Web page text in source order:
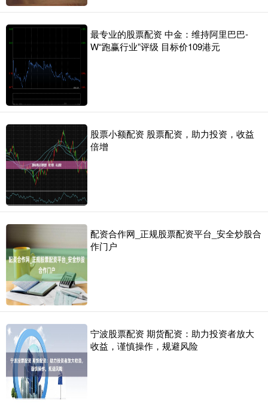
最专业的股票配资 中金：维持阿里巴巴-
W“跑赢行业”评级 目标价109港元
股票小额配资 股票配资，助力投资，收益
倍增
配资合作网_正规股票配资平台_安全炒股合
作门户
宁波股票配资 期货配资：助力投资者放大
收益，谨慎操作，规避风险